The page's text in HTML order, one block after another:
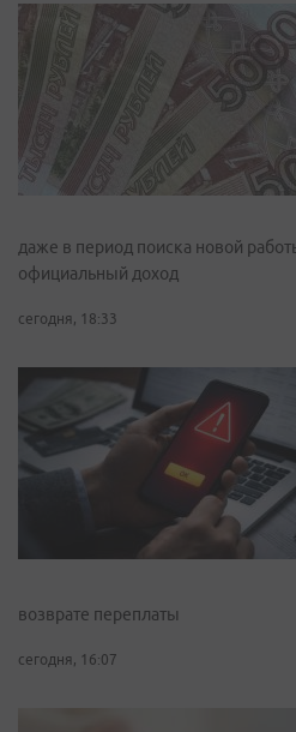
даже в период поиска новой
официальный доход
сегодня, 18:33
возврате переплаты
сегодня, 16:07